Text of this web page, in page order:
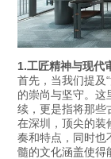
1.工匠精神与现代
首先，当我们提及
的崇尚与坚守。这
续，更是指将那些
在深圳，顶尖的装
奏和特点，同时也
髓的文化涵盖使得